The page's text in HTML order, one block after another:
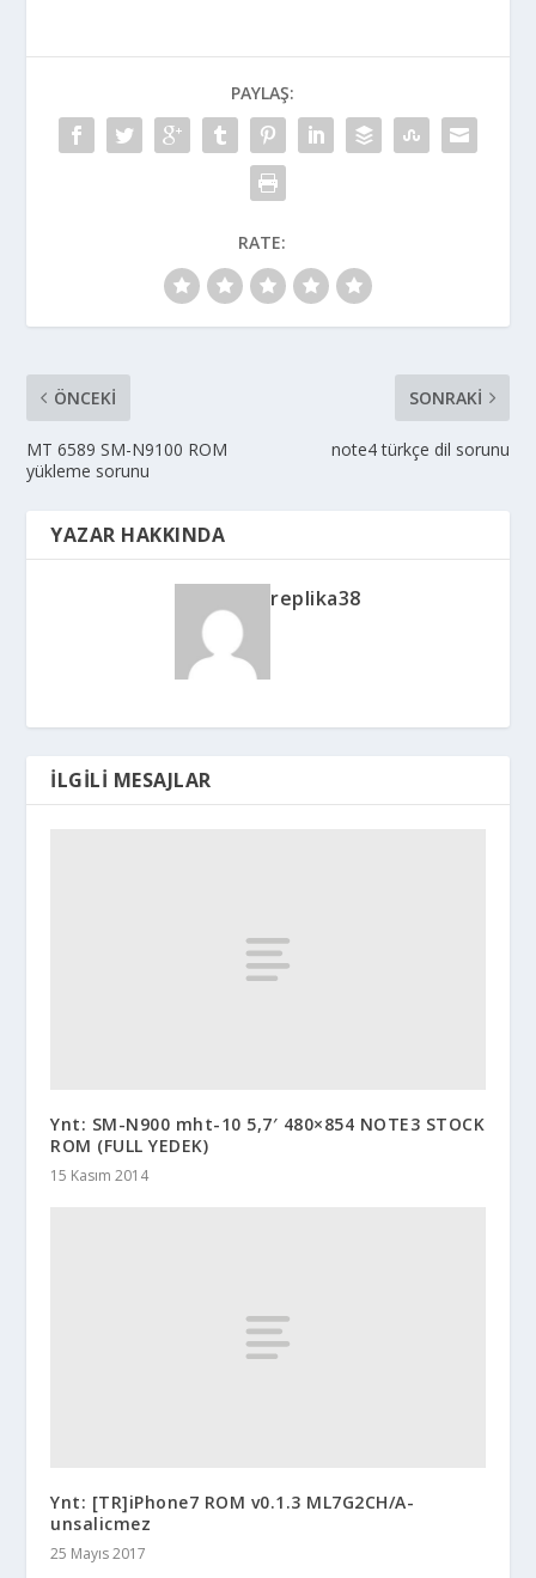
PAYLAŞ:
RATE:
ÖNCEKI
MT 6589 SM-N9100 ROM
yükleme sorunu
SONRAKI
note4 türkçe dil sorunu
YAZAR HAKKINDA
replika38
İLGILI MESAJLAR
Ynt: SM-N900 mht-10 5,7′ 480×854 NOTE3 STOCK
ROM (FULL YEDEK)
15 Kasım 2014
Ynt: [TR]iPhone7 ROM v0.1.3 ML7G2CH/A-
unsalicmez
25 Mayıs 2017